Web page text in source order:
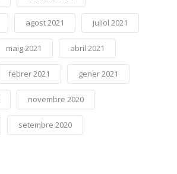
agost 2021 juliol 2021
maig 2021 abril 2021
febrer 2021 gener 2021
novembre 2020
setembre 2020